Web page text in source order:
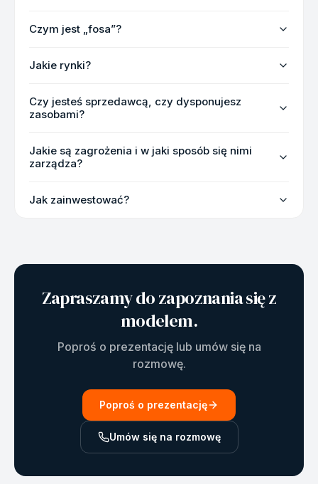
Czym jest „fosa”?
Jakie rynki?
Czy jesteś sprzedawcą, czy dysponujesz
zasobami?
Jakie są zagrożenia i w jaki sposób się nimi
zarządza?
Jak zainwestować?
Zapraszamy do zapoznania się z
modelem.
Poproś o prezentację lub umów się na
rozmowę.
Poproś o prezentację
Umów się na rozmowę